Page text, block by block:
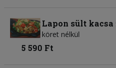
Lapon sült kacsa
köret nélkül
5 590 Ft